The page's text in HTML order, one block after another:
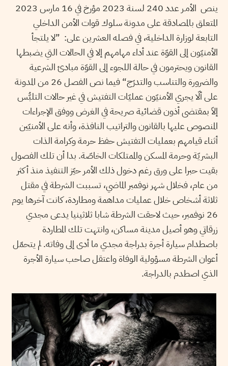
ينص الأمـر عدد 240 لسنة 2023 مؤرخ في 16 مارس 2023
المتعلق بالمصادقة على مدونة سلوك قوات الأمن الداخلي
التابعة لوزارة الداخلية، في فصله العشرين على: ”لا يلتجأ
الأمنيّون إلى القوّة عند أداء مهامهم إلا في الحالات التي يضبطها
القانون ويحترمون في حالة اللجوء إلى القوّة مبادئ الشرعية
والضرورة والتناسب والتدرّج“ فيما نص الفصل 26 من المدونة
على ألّا يجري الأمنيّون عمليّات التفتيش في غير حالات التلبُّس
إلاّ بمقتضى أذون قضائية صريحة في الغرض ووفق الإجراءات
المنصوص عليها بالقانون والتراتيب النافذة، وأنه على الأمنيّين
أثناء قيامهم بعمليات التفتيش حفظ حرمة وكرامة الذات
البشريّة وحرمة المسكن والممتلكات الخاصّة. بدا أن تلك الفصول
بقيت حبرا على ورق رغم دخول ذلك الأمر حيّز التنفيذ منذ أكثر
من عام، فخلال شهر نوفمبر الماضي، تسببت الشرطة في مقتل
ثلاثة أشخاص خلال عمليات مداهمة ومطاردة، كانت آخرها يوم
26 نوفمبر، حيث لاحقت الشرطة شابا ثلاثينيا يدعى مجدي
زرقاتي وهو أصيل مدينة مساكن، وانتهت تلك المطاردة
باصطدام سيارة أجرة بدراجة مجدي ما أدى إلى وفاته. لم يتحمّل
أعوان الشرطة مسؤولية الوفاة واعتقل صاحب سيارة الأجرة
الذي اصطدم بالدراجة.